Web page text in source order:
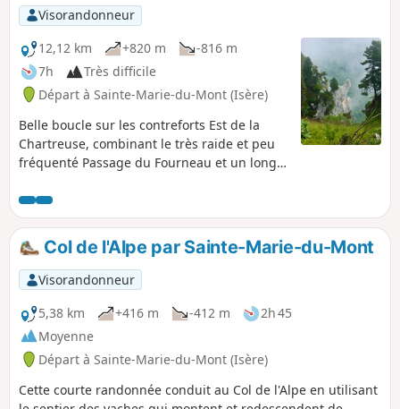
Visorandonneur
12,12 km
+820 m
-816 m
7h
Très difficile
Départ à Sainte-Marie-du-Mont (Isère)
Belle boucle sur les contreforts Est de la
Chartreuse, combinant le très raide et peu
fréquenté Passage du Fourneau et un long
quelques arches remarquables.
Col de l'Alpe par Sainte-Marie-du-Mont
Visorandonneur
5,38 km
+416 m -412 m
2h 45
Moyenne
Départ à Sainte-Marie-du-Mont (Isère)
Cette courte randonnée conduit au Col de l'Alpe en utilisant